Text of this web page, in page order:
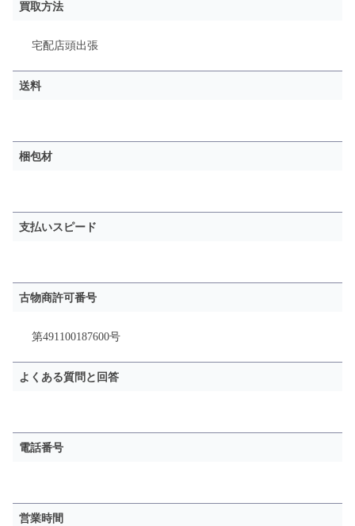
買取方法
宅配店頭出張
送料
梱包材
支払いスピード
古物商許可番号
第491100187600号
よくある質問と回答
電話番号
営業時間